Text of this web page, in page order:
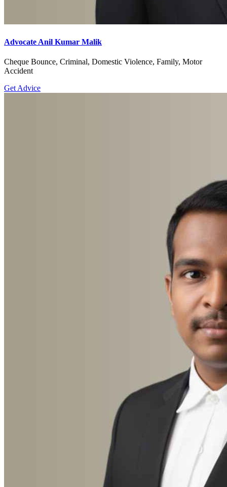
Advocate Anil Kumar Malik
Cheque Bounce, Criminal, Domestic Violence, Family, Motor
Accident
Get Advice